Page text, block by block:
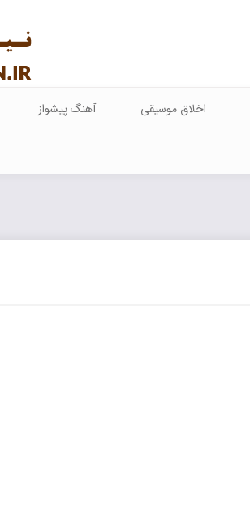
اخلاق موسیقی آهنگ پیشواز